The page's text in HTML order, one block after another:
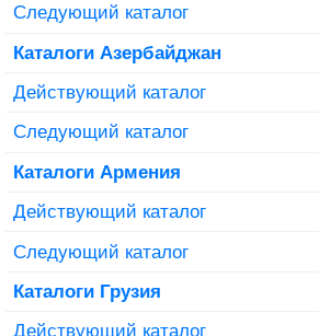
Следующий каталог
Каталоги Азербайджан
Действующий каталог
Следующий каталог
Каталоги Армения
Действующий каталог
Следующий каталог
Каталоги Грузия
Действующий каталог